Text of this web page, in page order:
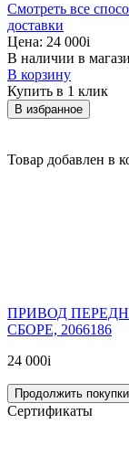
Смотреть все
доставки
Цена: 24 000i
В наличии в
В корзину
Купить в 1 клик
В избранное
Товар добавлен в
ПРИВОД
СБОРЕ, 2066186
24 000i
Продолжить покупки
Сертификаты